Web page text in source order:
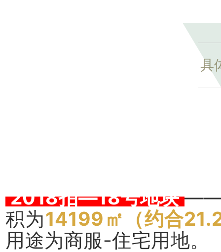
具
2018拍—18号地块——
积为14199㎡（约合
用途为商服-住宅用地。